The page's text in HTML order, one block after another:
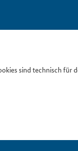
sind technisch für